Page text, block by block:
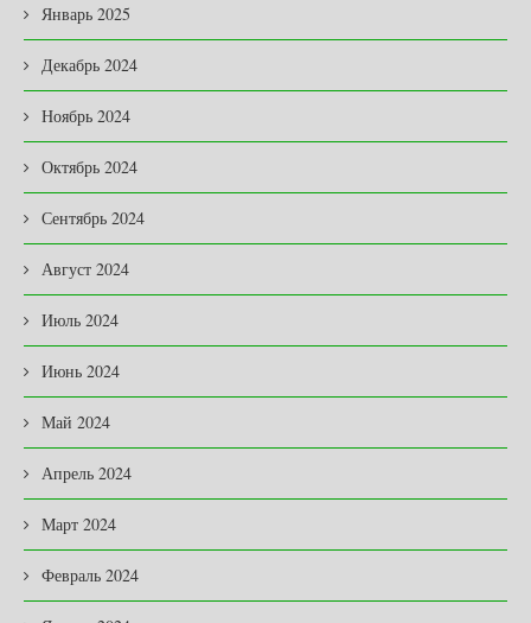
Январь 2025
Декабрь 2024
Ноябрь 2024
Октябрь 2024
Сентябрь 2024
Август 2024
Июль 2024
Июнь 2024
Май 2024
Апрель 2024
Март 2024
Февраль 2024